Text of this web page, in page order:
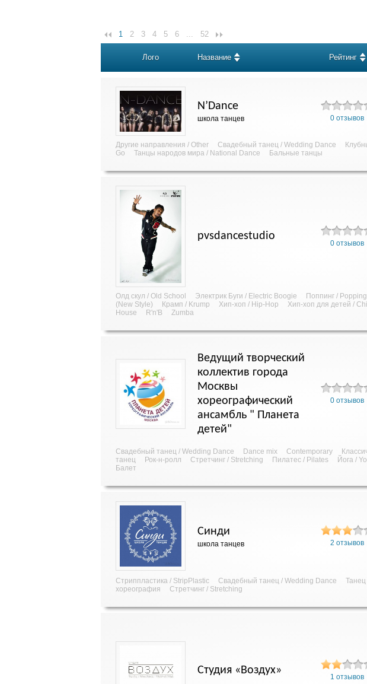
1 2 3 4 5 6 ... 52
Лого Название Рейтинг
N’Dance
школа танцев 0 отзывов
Другие направления / Other Свадебный танец / Wedding Dance
Go
Танцы народов мира / National Dance Бальные танцы
pvsdancestudio
0 отзывов
Олд скул / Old School Электрик Буги / Electric Boogie Поппинг / Popping
(New Style)
Крамп / Krump Хип-хоп / Hip-Hop Хип-хоп для детей /
House
R'n'B Zumba
Ведущий творческий
коллектив города
Москвы
хореографический
ансамбль " Планета
детей"
0 отзывов
Свадебный танец / Wedding Dance Dance mix Contemporary
танец
Рок-н-ролл Стретчинг / Stretching Пилатес / Pilates Йога /
Балет
Синди
школа танцев 2 отзывов
Стриппластика / StripPlastic Свадебный танец / Wedding Dance
хореография
Стретчинг / Stretching
Студия «Воздух»
1 отзывов